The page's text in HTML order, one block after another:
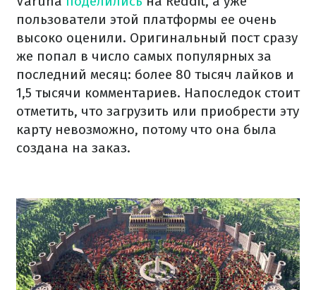
пользователи этой платформы ее очень
высоко оценили. Оригинальный пост сразу
же попал в число самых популярных за
последний месяц: более 80 тысяч лайков и
1,5 тысячи комментариев. Напоследок стоит
отметить, что загрузить или приобрести эту
карту невозможно, потому что она была
создана на заказ.